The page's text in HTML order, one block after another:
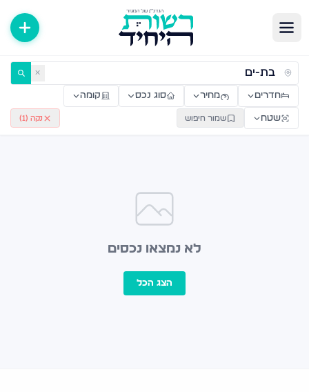
דירות למכירה ולהשכרה — רשות היחיד ✕
חדרים מחיר סוג נכס קומה
שטח שמור חיפוש נקה ( 1
)
לא נמצאו נכסים
הצג הכל